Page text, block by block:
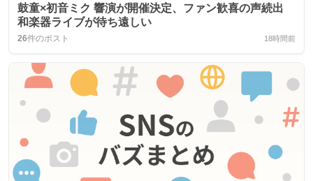
鼓童×初音ミク 響演が開催決定、ファン歓喜の声続出
和楽器ライブが待ち遠しい
26件のポスト 18時間前